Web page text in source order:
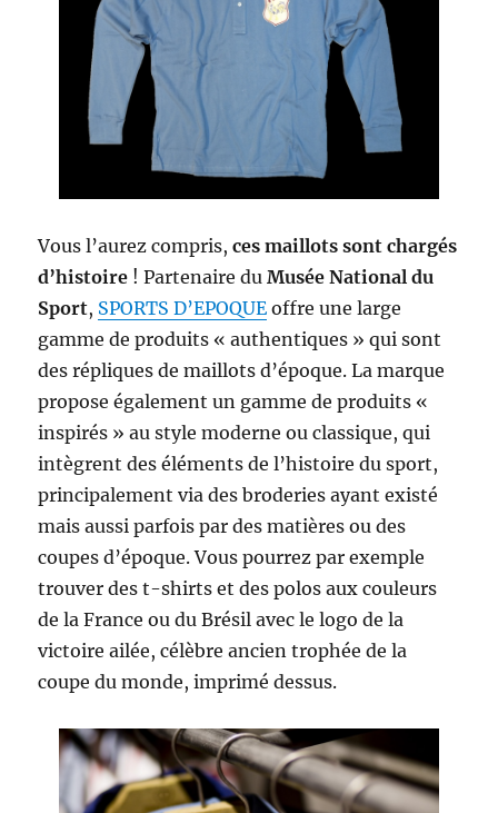
Vous l’aurez compris,ces maillots sont chargés
d’histoire ! Partenaire duMusée National du
Sport, SPORTS D’EPOQUE offre une large
gamme de produits « authentiques » qui sont
des répliques de maillots d’époque. La marque
propose également un gamme de produits «
inspirés » au style moderne ou classique, qui
intègrent des éléments de l’histoire du sport,
principalement via des broderies ayant existé
mais aussi parfois par des matières ou des
coupes d’époque. Vous pourrez par exemple
trouver des t-shirts et des polos aux couleurs
de la France ou du Brésil avec le logo de la
victoire ailée, célèbre ancien trophée de la
coupe du monde, imprimé dessus.